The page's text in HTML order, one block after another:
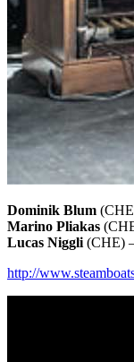
Dominik Blum
Marino Pliakas
Lucas Niggli (CHE)
http://